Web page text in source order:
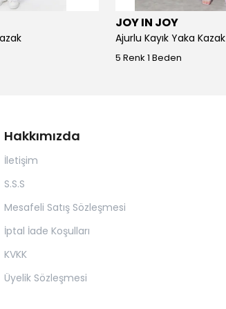
JOY IN JOY
Ajurlu Kayık Yaka Kazak
5 Renk 1 Beden
Hakkımızda
İletişim
S.S.S
Mesafeli Satış Sözleşmesi
İptal İade Koşulları
KVKK
Üyelik Sözleşmesi